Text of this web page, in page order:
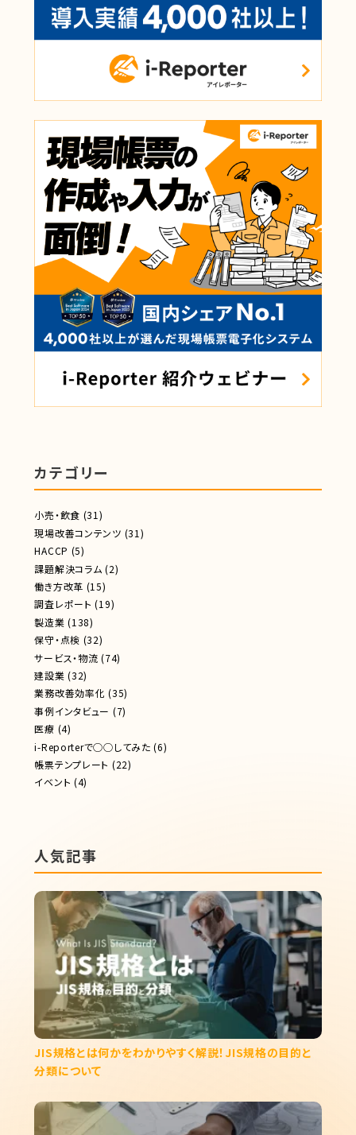
カテゴリー
小売・飲食 (31)
現場改善コンテンツ (31)
HACCP (5)
課題解決コラム (2)
働き方改革 (15)
調査レポート (19)
製造業 (138)
保守・点検 (32)
サービス・物流 (74)
建設業 (32)
業務改善効率化 (35)
事例インタビュー (7)
医療 (4)
i-Reporterで◯◯してみた (6)
帳票テンプレート (22)
イベント (4)
人気記事
JIS規格とは何かをわかりやすく解説！JIS規格の目的と
分類について